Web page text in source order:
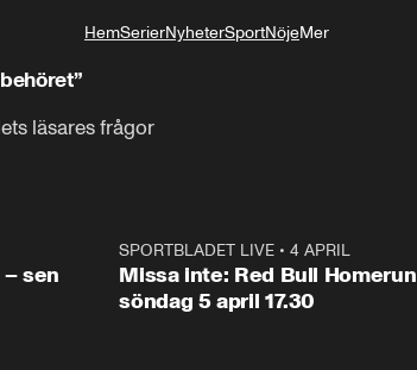
HemSerierNyheterSportNöjeMer
läsares frågor
1:03
sen
SPORTBLADET LIVE •4 APRIL
Missa inte: Red Bull Homerun
söndag 5 april 17.30